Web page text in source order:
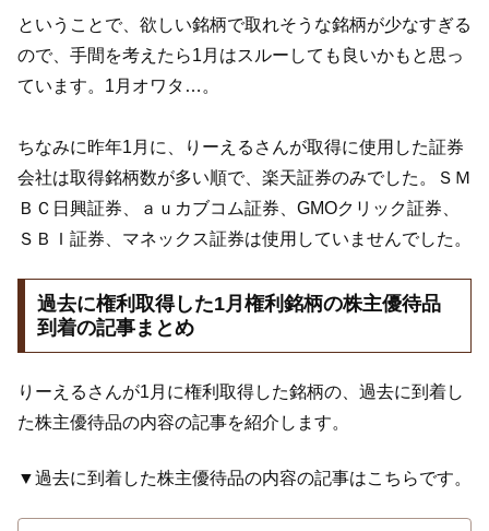
ということで、欲しい銘柄で取れそうな銘柄が少なすぎる
ので、手間を考えたら1月はスルーしても良いかもと思っ
ています。1月オワタ…。
ちなみに昨年1月に、りーえるさんが取得に使用した証券
会社は取得銘柄数が多い順で、楽天証券のみでした。ＳＭ
ＢＣ日興証券、ａｕカブコム証券、GMOクリック証券、
ＳＢＩ証券、マネックス証券は使用していませんでした。
過去に権利取得した1月権利銘柄の株主優待品
到着の記事まとめ
りーえるさんが1月に権利取得した銘柄の、過去に到着し
た株主優待品の内容の記事を紹介します。
▼過去に到着した株主優待品の内容の記事はこちらです。